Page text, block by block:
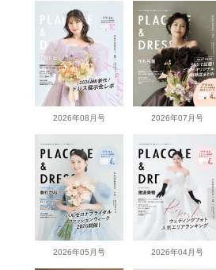
2026年08月号 2026年07月号
2026年05月号 2026年04月号